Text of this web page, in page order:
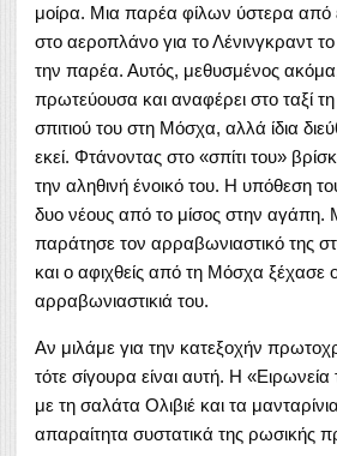
μοίρα. Μια παρέα φίλων ύστερα από
στο αεροπλάνο για το Λένινγκραντ
την παρέα. Αυτός, μεθυσμένος
πρωτεύουσα και αναφέρει στο ταξί
σπιτιού του στη Μόσχα, αλλά ίδια
εκεί. Φτάνοντας στο «σπίτι του»
την αληθινή ένοικό του. Η υπόθεση
δυο νέους από το μίσος στην αγάπη.
παράτησε τον αρραβωνιαστικό της
και ο αφιχθείς από τη Μόσχα ξέχασε
αρραβωνιαστικιά του.
Αν μιλάμε για την κατεξοχήν
τότε σίγουρα είναι αυτή. Η
με τη σαλάτα Ολιβιέ και τα
απαραίτητα συστατικά της ρωσικής